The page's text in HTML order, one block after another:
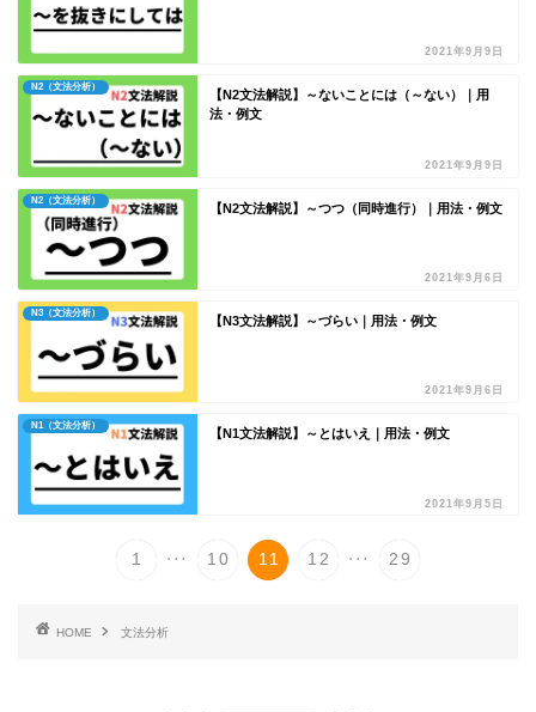
2021年9月9日
N2（文法分析）
【N2文法解説】～ないことには（～ない）｜用
法・例文
2021年9月9日
N2（文法分析）
【N2文法解説】～つつ（同時進行）｜用法・例文
2021年9月6日
N3（文法分析）
【N3文法解説】～づらい｜用法・例文
2021年9月6日
N1（文法分析）
【N1文法解説】～とはいえ｜用法・例文
2021年9月5日
1 ... 10 11 12 ... 29
HOME 文法分析